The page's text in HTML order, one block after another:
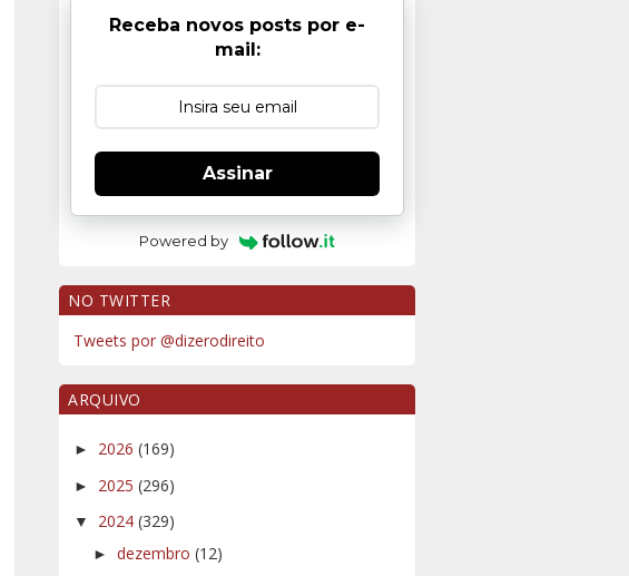
Receba novos posts por e-
mail:
Assinar
Powered by
NO TWITTER
Tweets por @dizerodireito
ARQUIVO
► 2026 (169)
► 2025 (296)
▼ 2024 (329)
► dezembro (12)